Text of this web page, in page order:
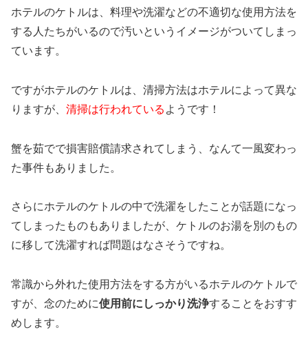
ホテルのケトルは、料理や洗濯などの不適切な使用方法を
する人たちがいるので汚いというイメージがついてしまっ
ています。
ですがホテルのケトルは、清掃方法はホテルによって異な
りますが、 清掃は行われている ようです！
蟹を茹でで損害賠償請求されてしまう、なんて一風変わっ
た事件もありました。
さらにホテルのケトルの中で洗濯をしたことが話題になっ
てしまったものもありましたが、ケトルのお湯を別のもの
に移して洗濯すれば問題はなさそうですね。
常識から外れた使用方法をする方がいるホテルのケトルで
すが、念のために使用前にしっかり洗浄することをおすす
めします。